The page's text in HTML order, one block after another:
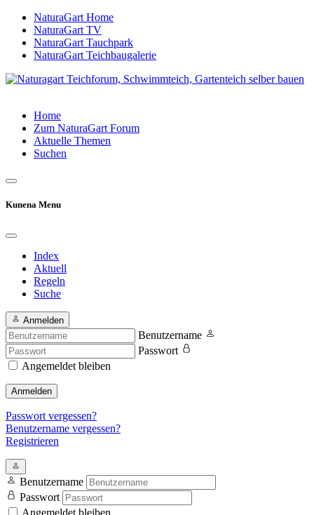
NaturaGart Home
NaturaGart TV
NaturaGart Tauchpark
NaturaGart Teichbaugalerie
Home
Zum NaturaGart Forum
Aktuelle Themen
Suchen
Kunena Menu
Index
Aktuell
Regeln
Suche
Anmelden
Benutzername
Passwort
Angemeldet bleiben
Anmelden
Passwort vergessen?
Benutzername vergessen?
Registrieren
Benutzername
Passwort
Angemeldet bleiben